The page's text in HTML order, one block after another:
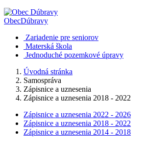
ObecDúbravy
Zariadenie pre seniorov
Materská škola
Jednoduché pozemkové úpravy
Úvodná stránka
Samospráva
Zápisnice a uznesenia
Zápisnice a uznesenia 2018 - 2022
Zápisnice a uznesenia 2022 - 2026
Zápisnice a uznesenia 2018 - 2022
Zápisnice a uznesenia 2014 - 2018